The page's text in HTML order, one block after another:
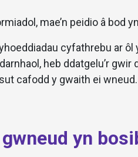
mae’n peidio â bod
cyfathrebu ar ôl
heb ddatgelu’r gwir
cafodd y gwaith ei wneud.
yn